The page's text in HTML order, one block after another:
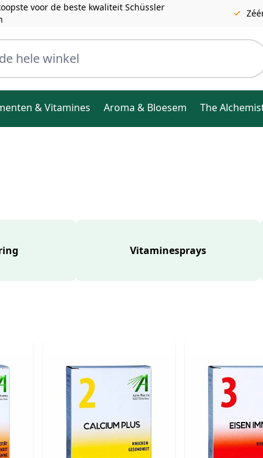
voor de beste kwaliteit Schüssler
& Vitamines Aroma & Bloesem The
Vitaminesprays